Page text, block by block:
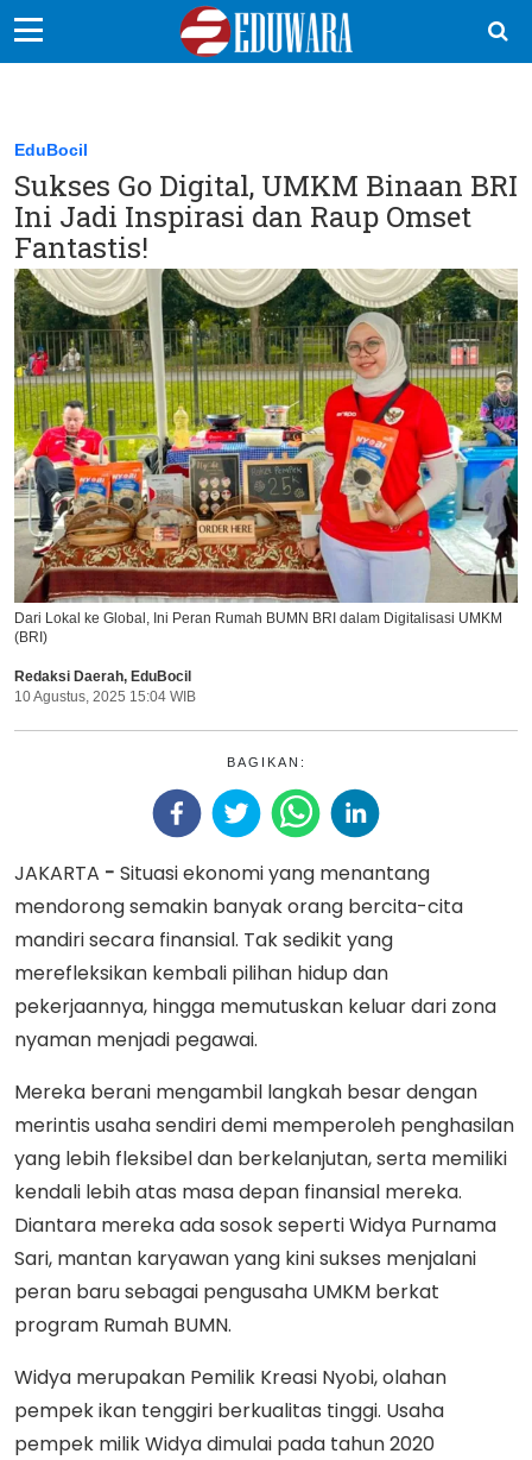
Sekolah Kita
Vokasi
Kampus
Idea
Sains
EduDana
Ikuti Kami di:
EduBocil
Sukses Go Digital, UMKM Binaan BRI
Ini Jadi Inspirasi dan Raup Omset
Fantastis!
Dari Lokal ke Global, Ini Peran Rumah BUMN BRI dalam Digitalisasi UMKM
(BRI)
Redaksi Daerah, EduBocil
10 Agustus, 2025 15:04 WIB
BAGIKAN:
JAKARTA - Situasi ekonomi yang menantang
mendorong semakin banyak orang bercita-cita
mandiri secara finansial. Tak sedikit yang
merefleksikan kembali pilihan hidup dan
pekerjaannya, hingga memutuskan keluar dari zona
nyaman menjadi pegawai.
Mereka berani mengambil langkah besar dengan
merintis usaha sendiri demi memperoleh penghasilan
yang lebih fleksibel dan berkelanjutan, serta memiliki
kendali lebih atas masa depan finansial mereka.
Diantara mereka ada sosok seperti Widya Purnama
Sari, mantan karyawan yang kini sukses menjalani
peran baru sebagai pengusaha UMKM berkat
program Rumah BUMN.
Widya merupakan Pemilik Kreasi Nyobi, olahan
pempek ikan tenggiri berkualitas tinggi. Usaha
pempek milik Widya dimulai pada tahun 2020